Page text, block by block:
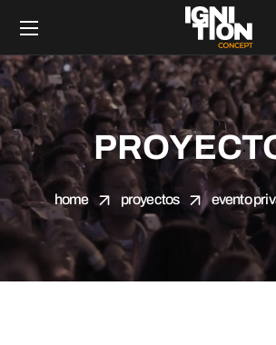
home proyectos evento